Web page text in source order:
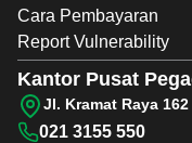
Cara Pembayaran
Report Vulnerability
Kantor Pusat
Jl. Kramat Raya
021 3155 550